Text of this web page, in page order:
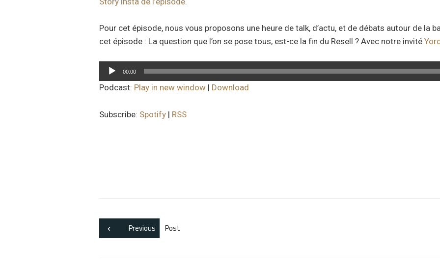
Pour cet épisode, nous vous proposons une heure de talk, d’actu, et de débats autour de la
cet épisode : La question que l’on se pose tous, est-ce la fin du Resell ? Avec notre invité
Lecteur
audio
00:00
Podcast: Play in new window | Download
Subscribe: Spotify | RSS
Previous Post